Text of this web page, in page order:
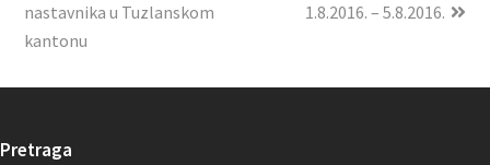
nastavnika u Tuzlanskom
kantonu
1.8.2016. – 5.8.2016.
Pretraga